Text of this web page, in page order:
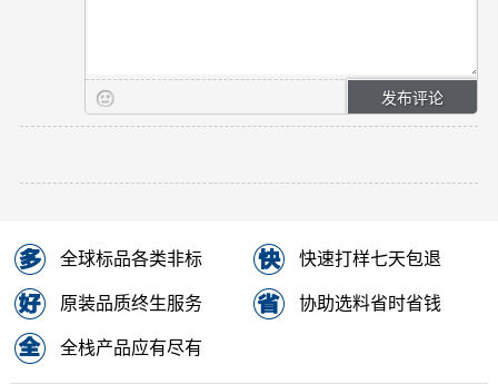
全球标品各类非标 快速打样七天包退
原装品质终生服务 协助选料省时省钱
全栈产品应有尽有